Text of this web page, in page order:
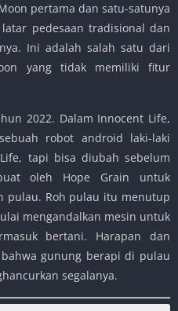
pertama dan satu-satunya
pedesaan tradisional dan
Ini adalah salah satu dari
yang tidak memiliki fitur
2022. Dalam Innocent Life,
robot android laki-laki
tapi bisa diubah sebelum
oleh Hope Grain untuk
pulau. Roh pulau itu menutup
mengandalkan mesin untuk
bertani. Harapan dan
gunung berapi di pulau
segalanya.